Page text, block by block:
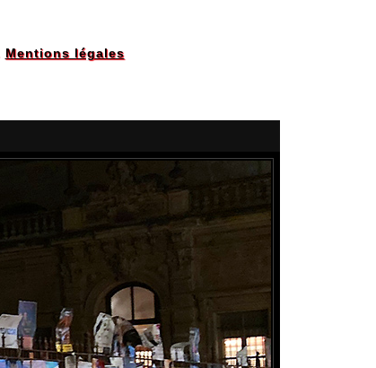
Mentions légales